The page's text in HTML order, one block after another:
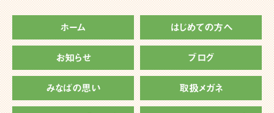
ホーム はじめての方へ
お知らせ ブログ
みなばの思い 取扱メガネ